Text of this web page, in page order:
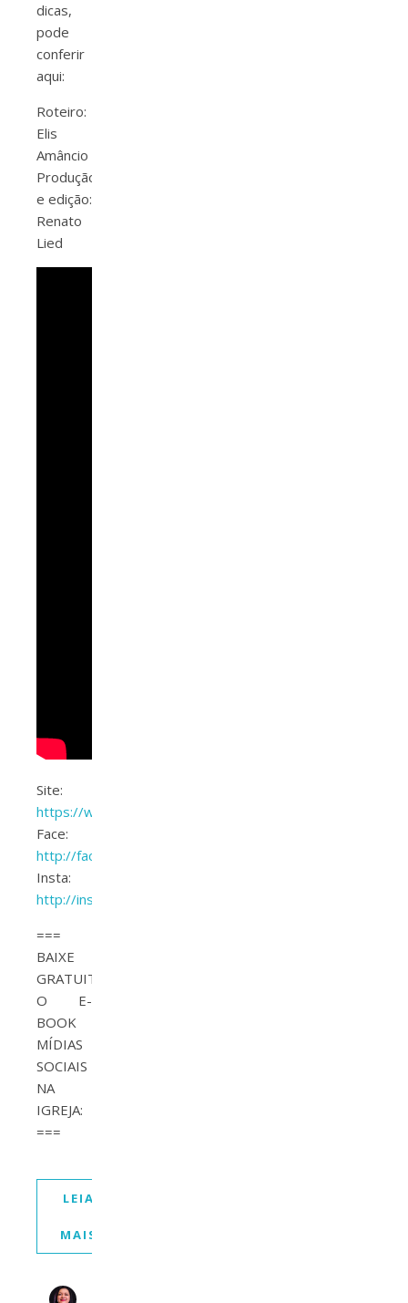
dicas,
pode
conferir
aqui:
Roteiro:
Elis
Amâncio
Produção
e edição:
Renato
Lied
Site:
https://www.elisamancio.com.br
Face:
http://facebook.com/elisamancio
Insta:
http://instagram.com/elis_amancio
===
BAIXE
GRATUITAMENTE
O E-
BOOK
MÍDIAS
SOCIAIS
NA
IGREJA:
===
LEIA
MAIS